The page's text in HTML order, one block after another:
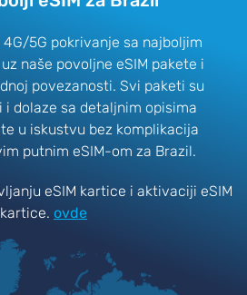
5G pokrivanje sa najboljim
naše povoljne eSIM pakete i
povezanosti. Svi paketi su
i dolaze sa detaljnim opisima
u iskustvu bez komplikacija
putnim eSIM-om za Brazil.
eSIM kartice i aktivaciji eSIM
kartice. ovde